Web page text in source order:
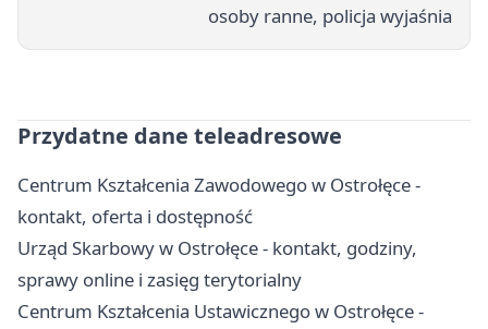
osoby ranne, policja wyjaśnia
Przydatne dane teleadresowe
Centrum Kształcenia Zawodowego w Ostrołęce -
kontakt, oferta i dostępność
Urząd Skarbowy w Ostrołęce - kontakt, godziny,
sprawy online i zasięg terytorialny
Centrum Kształcenia Ustawicznego w Ostrołęce -